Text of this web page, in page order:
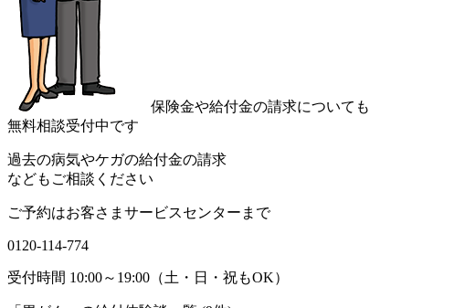
保険金や給付金の請求についても
無料相談受付中です
過去の病気やケガの給付金の請求
などもご相談ください
ご予約はお客さまサービスセンターまで
0120-114-774
受付時間 10:00～19:00（土・日・祝もOK）